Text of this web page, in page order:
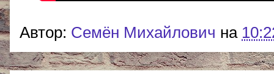
Автор: Cемён Михайлович на